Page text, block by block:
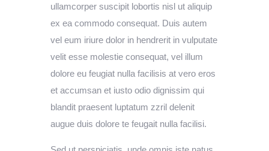
ullamcorper suscipit lobortis nisl ut aliquip
ex ea commodo consequat. Duis autem
vel eum iriure dolor in hendrerit in vulputate
velit esse molestie consequat, vel illum
dolore eu feugiat nulla facilisis at vero eros
et accumsan et iusto odio dignissim qui
blandit praesent luptatum zzril delenit
augue duis dolore te feugait nulla facilisi.